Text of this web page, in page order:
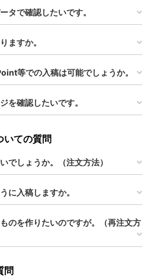
タで確認したいです。
ますか。
等での入稿は可能でしょうか。
を確認したいです。
いての質問
でしょうか。（注文方法）
に入稿しますか。
のを作りたいのですが。（再注文方
問